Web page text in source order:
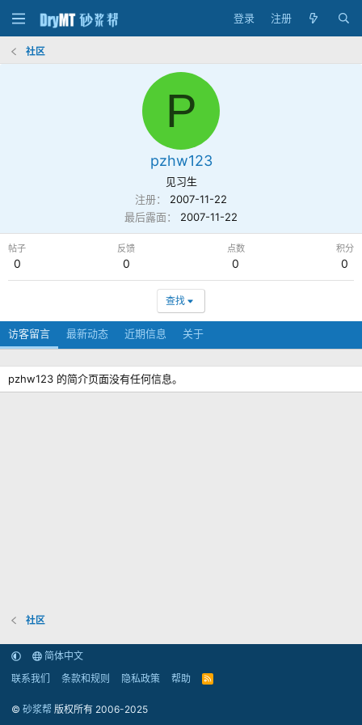
登录 注册
社区
P
pzhw123
见习生
注册
2007-11-22
最后露面
2007-11-22
帖子
0
反馈
0
点数
0
积分
0
查找
访客留言 最新动态 近期信息 关于
pzhw123 的简介页面没有任何信息。
社区
简体中文
联系我们
条款和规则 隐私政策 帮助
R
© 砂浆帮 版权所有 2006-2025